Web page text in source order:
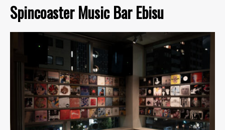
Spincoaster Music Bar Ebisu